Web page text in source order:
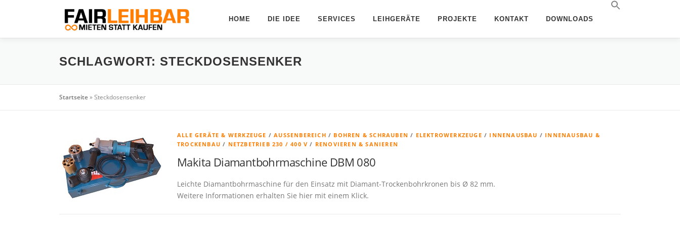
HOME DIE IDEE SERVICES LEIHGERÄTE PROJEKTE KONTAKT DOWNLOADS
SCHLAGWORT: STECKDOSENSENKER
Startseite»Steckdosensenker
ALLE GERÄTE & WERKZEUGE /AUSSENBEREICH / BOHREN & SCHRAUBEN / ELEKTROWERKZEUGE / INNENAUSBAU / INNENAUSBAU &
TROCKENBAU / NETZBETRIEB 230 / 400 V / RENOVIEREN & SANIEREN
Makita Diamantbohrmaschine DBM 080
Leichte Diamantbohrmaschine für den Einsatz mit Diamant-Trockenbohrkronen bis Ø 82 mm.
Weitere Informationen erhalten Sie hier mit einem Klick.